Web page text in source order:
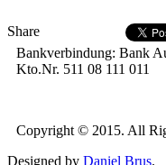
Share
Bankverbindung: Bank
Kto.Nr. 511 08 111 011
Copyright © 2015. All
Designed by Daniel Brus.